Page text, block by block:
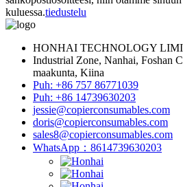
kuluessa.tiedustelu
HONHAI TECHNOLOGY
Industrial Zone, Nanhai, Foshan
maakunta, Kiina
Puh: +86 757 86771039
Puh: +86 14739630203
jessie@copierconsumables.com
doris@copierconsumables.com
sales8@copierconsumables.com
WhatsApp：8614739630203